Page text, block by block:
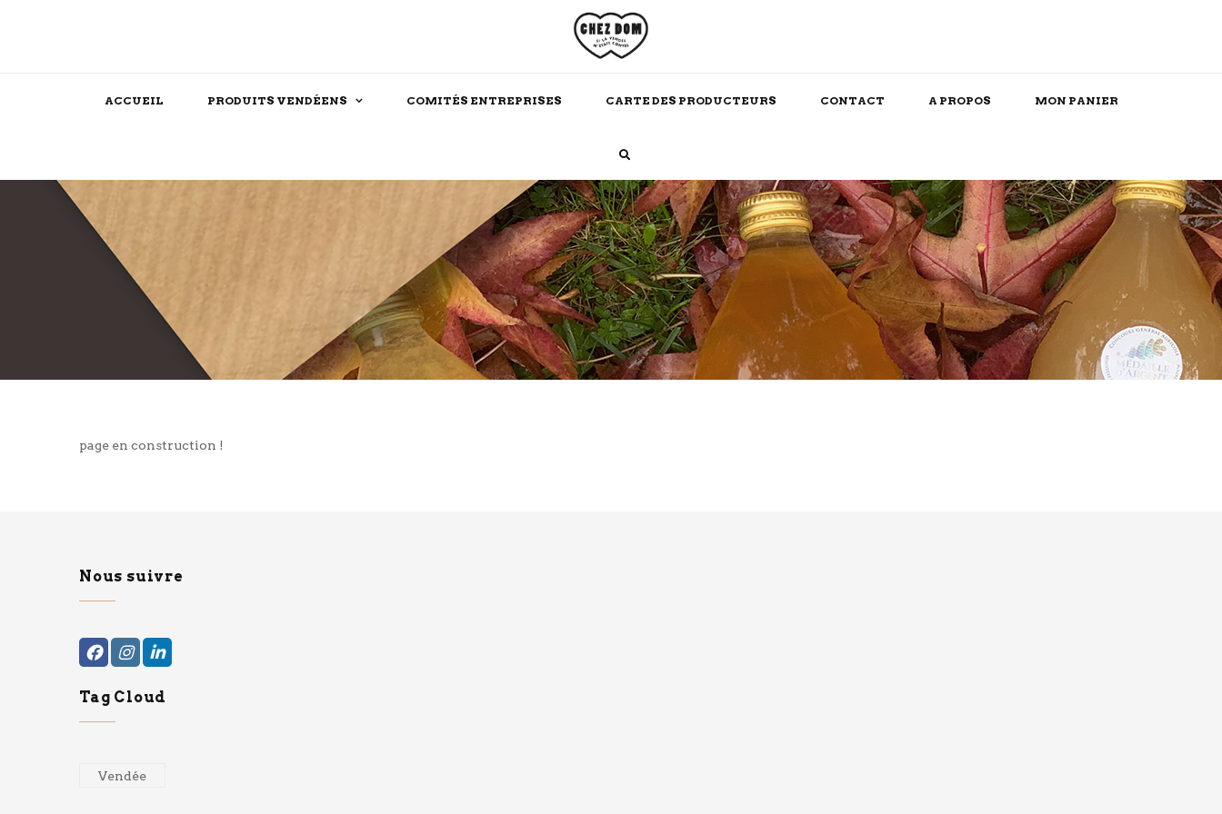
ACCUEIL PRODUITS VENDÉENS
Assaisonnements
Féculent
Produits festifs
Chocolat
Dessert
Boissons Chaudes
Alcool
Snack/Apéritif
Repas Box
Maison
COMITÉS ENTREPRISES CARTE DES PRODUCTEURS CONTACT A PROPOS MON PANIER
page en construction !
Nous suivre
Tag Cloud
Vendée